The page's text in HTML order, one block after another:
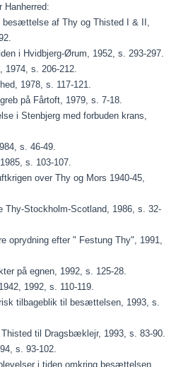
Hanherred:
af Thy og Thisted I & II,
i Hvidbjerg-Ørum, 1952, s. 293-297.
s. 206-212.
1978, s. 117-121.
på Fårtoft, 1979, s. 7-18.
i Stenbjerg med forbuden krans,
s. 46-49.
s. 103-107.
over Thy og Mors 1940-45,
Thy-Stockholm-Scotland, 1986, s. 32-
oprydning efter " Festung Thy", 1991,
på egnen, 1992, s. 125-28.
1992, s. 110-119.
tilbageblik til besættelsen, 1993, s.
til Dragsbæklejr, 1993, s. 83-90.
s. 93-102.
i tiden omkring besættelsen,